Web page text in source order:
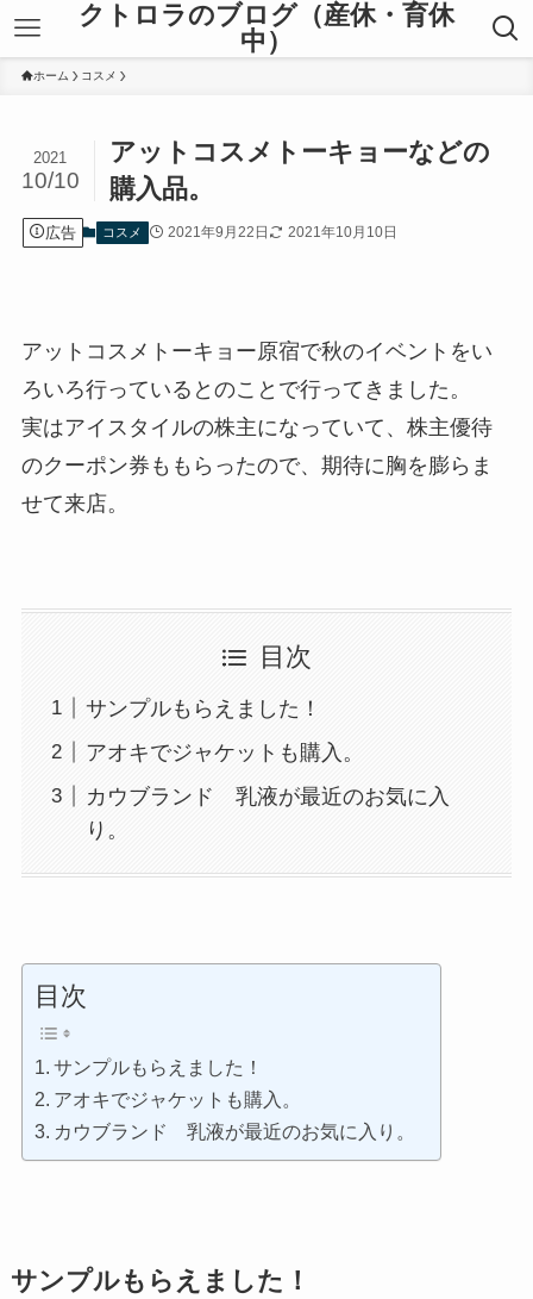
クトロラのブログ（産休・育休
中）
ホーム コスメ
アットコスメトーキョーなどの
購入品。
2021
10/10
広告 コスメ 2021年9月22日 2021年10月10日
アットコスメトーキョー原宿で秋のイベントをい
ろいろ行っているとのことで行ってきました。
実はアイスタイルの株主になっていて、株主優待
のクーポン券ももらったので、期待に胸を膨らま
せて来店。
目次
サンプルもらえました！
アオキでジャケットも購入。
カウブランド 乳液が最近のお気に入
り。
目次
サンプルもらえました！
アオキでジャケットも購入。
カウブランド 乳液が最近のお気に入り。
サンプルもらえました！